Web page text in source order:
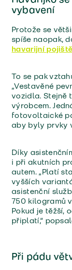
vybavení
Protože se
spíše naopak,
havarijní
To se pak
„Vestavěné
vozidla. Stejně
výrobcem.
fotovoltaické
aby byly prvky
Díky
i při akutních
autem. „Platí
vyšších
asistenční
750 kilogramů
Pokud je těžší,
připlatí,“
Při pádu